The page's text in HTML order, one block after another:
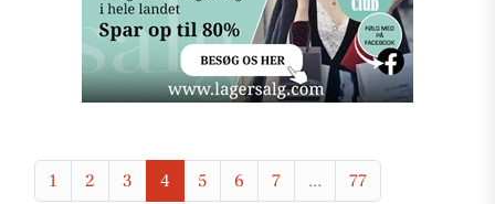
1 2 3 4 5 6 7 ... 77